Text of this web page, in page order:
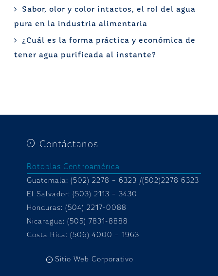
Sabor, olor y color intactos, el rol del agua
pura en la industria alimentaria
¿Cuál es la forma práctica y económica de
tener agua purificada al instante?
Contáctanos
Rotoplas Centroamérica
Guatemala: (502) 2278 – 6323 /(502)2278 6323
El Salvador: (503) 2113 – 3430
Honduras: (504) 2217-0088
Nicaragua: (505) 7831-8888
Costa Rica: (506) 4000 – 1963
Sitio Web Corporativo